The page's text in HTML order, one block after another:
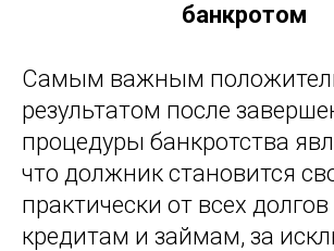
банкротом
Самым важным
результатом после
процедуры банкротства
что должник становится
практически от всех
кредитам и займам, за